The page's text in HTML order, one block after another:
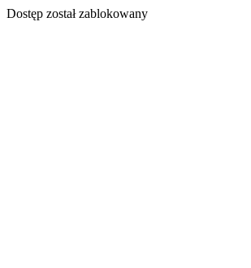
Dostęp został zablokowany